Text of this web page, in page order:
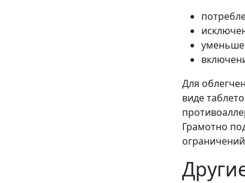
Для
виде
Грамотно